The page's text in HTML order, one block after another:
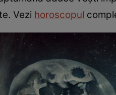
Vezi horoscopul